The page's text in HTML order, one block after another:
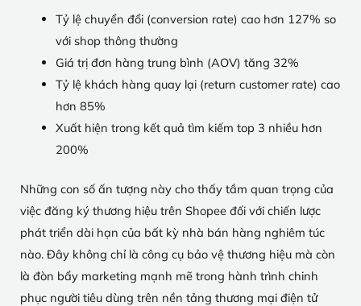
Tỷ lệ chuyển đổi (conversion rate) cao hơn 127% so
với shop thông thường
Giá trị đơn hàng trung bình (AOV) tăng 32%
Tỷ lệ khách hàng quay lại (return customer rate) cao
hơn 85%
Xuất hiện trong kết quả tìm kiếm top 3 nhiều hơn
200%
Những con số ấn tượng này cho thấy tầm quan trọng của
việc đăng ký thương hiệu trên Shopee đối với chiến lược
phát triển dài hạn của bất kỳ nhà bán hàng nghiêm túc
nào. Đây không chỉ là công cụ bảo vệ thương hiệu mà còn
là đòn bẩy marketing mạnh mẽ trong hành trình chinh
phục người tiêu dùng trên nền tảng thương mại điện tử